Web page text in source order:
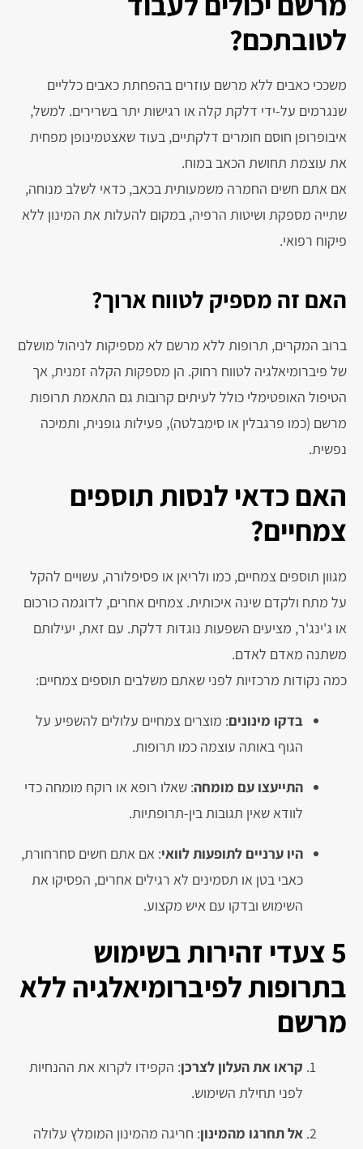
לטובתכם?
משככי כאבים ללא מרשם עוזרים בהפחתת כאבים כלליים
שנגרמים על-ידי דלקת קלה או רגישות יתר בשרירים. למשל,
איבופרופן חוסם חומרים דלקתיים, בעוד שאצטמינופן מפחית
את עוצמת תחושת הכאב במוח.
אם אתם חשים החמרה משמעותית בכאב, כדאי לשלב מנוחה,
שתייה מספקת ושיטות הרפיה, במקום להעלות את המינון ללא
פיקוח רפואי.
האם זה מספיק לטווח ארוך?
ברוב המקרים, תרופות ללא מרשם לא מספיקות לניהול מושלם
של פיברומיאלגיה לטווח רחוק. הן מספקות הקלה זמנית, אך
הטיפול האופטימלי כולל לעיתים קרובות גם התאמת תרופות
מרשם (כמו פרגבלין או סימבלטה), פעילות גופנית, ותמיכה
נפשית.
האם כדאי לנסות תוספים
צמחיים?
מגוון תוספים צמחיים, כמו ולריאן או פסיפלורה, עשויים להקל
על מתח ולקדם שינה איכותית. צמחים אחרים, לדוגמה כורכום
או ג'ינג'ר, מציעים השפעות נוגדות דלקת. עם זאת, יעילותם
משתנה מאדם לאדם.
כמה נקודות מרכזיות לפני שאתם משלבים תוספים צמחיים:
בדקו מינונים: מוצרים צמחיים עלולים להשפיע על
הגוף באותה עוצמה כמו תרופות.
התייעצו עם מומחה: שאלו רופא או רוקח מומחה כדי
לוודא שאין תגובות בין-תרופתיות.
היו ערניים לתופעות לוואי: אם אתם חשים סחרחורת,
כאבי בטן או תסמינים לא רגילים אחרים, הפסיקו את
השימוש ובדקו עם איש מקצוע.
5 צעדי זהירות בשימוש
בתרופות לפיברומיאלגיה ללא
מרשם
קראו את העלון לצרכן: הקפידו לקרוא את ההנחיות
לפני תחילת השימוש.
אל תחרגו מהמינון: חריגה מהמינון המומלץ עלולה